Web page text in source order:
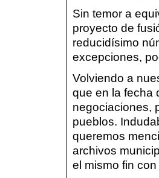
Sin temor a
proyecto de
reducidísimo
excepciones,
Volviendo a
que en la fecha
negociaciones,
pueblos.
queremos
archivos
el mismo fin